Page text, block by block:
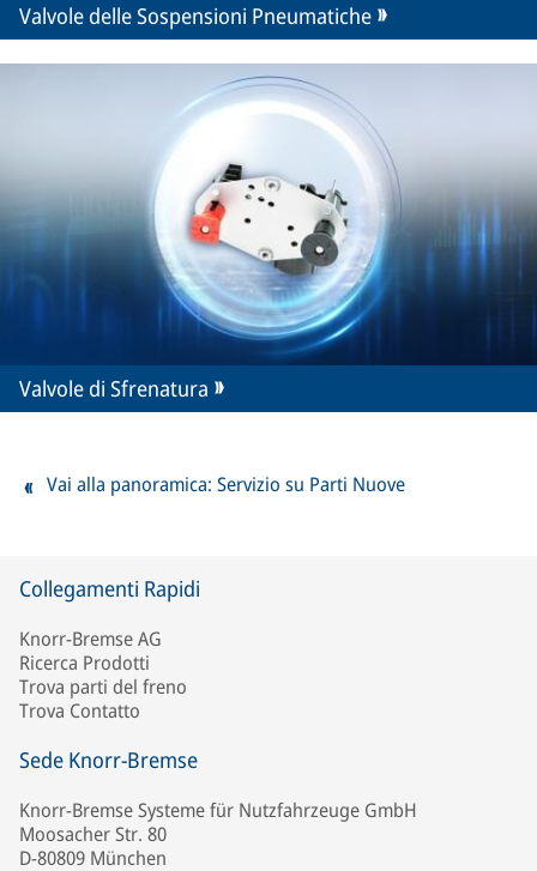
Valvole delle Sospensioni Pneumatiche
Valvole di Sfrenatura
Vai alla panoramica: Servizio su Parti Nuove
Collegamenti Rapidi
Knorr-Bremse AG
Ricerca Prodotti
Trova parti del freno
Trova Contatto
Sede Knorr-Bremse
Knorr-Bremse Systeme für Nutzfahrzeuge GmbH
Moosacher Str. 80
D-80809 München